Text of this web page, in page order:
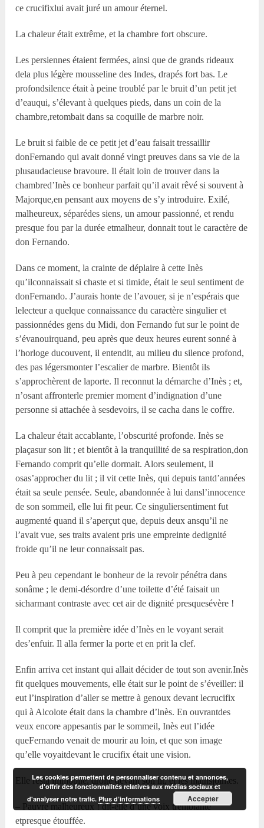
ce crucifixlui avait juré un amour éternel.
La chaleur était extrême, et la chambre fort obscure.
Les persiennes étaient fermées, ainsi que de grands rideaux
dela plus légère mousseline des Indes, drapés fort bas. Le
profondsilence était à peine troublé par le bruit d’un petit jet
d’eauqui, s’élevant à quelques pieds, dans un coin de la
chambre,retombait dans sa coquille de marbre noir.
Le bruit si faible de ce petit jet d’eau faisait tressaillir
donFernando qui avait donné vingt preuves dans sa vie de la
plusaudacieuse bravoure. Il était loin de trouver dans la
chambred’Inès ce bonheur parfait qu’il avait rêvé si souvent à
Majorque,en pensant aux moyens de s’y introduire. Exilé,
malheureux, séparédes siens, un amour passionné, et rendu
presque fou par la durée etmalheur, donnait tout le caractère de
don Fernando.
Dans ce moment, la crainte de déplaire à cette Inès
qu’ilconnaissait si chaste et si timide, était le seul sentiment de
donFernando. J’aurais honte de l’avouer, si je n’espérais que
lelecteur a quelque connaissance du caractère singulier et
passionnédes gens du Midi, don Fernando fut sur le point de
s’évanouirquand, peu après que deux heures eurent sonné à
l’horloge ducouvent, il entendit, au milieu du silence profond,
des pas légersmonter l’escalier de marbre. Bientôt ils
s’approchèrent de laporte. Il reconnut la démarche d’Inès ; et,
n’osant affronterle premier moment d’indignation d’une
personne si attachée à sesdevoirs, il se cacha dans le coffre.
La chaleur était accablante, l’obscurité profonde. Inès se
plaçasur son lit ; et bientôt à la tranquillité de sa respiration,don
Fernando comprit qu’elle dormait. Alors seulement, il
osas’approcher du lit ; il vit cette Inès, qui depuis tantd’années
était sa seule pensée. Seule, abandonnée à lui dansl’innocence
de son sommeil, elle lui fit peur. Ce singuliersentiment fut
augmenté quand il s’aperçut que, depuis deux ansqu’il ne
l’avait vue, ses traits avaient pris une empreinte dedignité
froide qu’il ne leur connaissait pas.
Peu à peu cependant le bonheur de la revoir pénétra dans
sonâme ; le demi-désordre d’une toilette d’été faisait un
sicharmant contraste avec cet air de dignité presquesévère !
Il comprit que la première idée d’Inès en le voyant serait
des’enfuir. Il alla fermer la porte et en prit la clef.
Enfin arriva cet instant qui allait décider de tout son avenir.Inès
fit quelques mouvements, elle était sur le point de s’éveiller: il
eut l’inspiration d’aller se mettre à genoux devant lecrucifix
qui à Alcolote était dans la chambre d’lnès. En ouvrantdes
veux encore appesantis par le sommeil, Inès eut l’idée
queFernando venait de mourir au loin, et que son image
qu’elle voyaitdevant le crucifix était une vision.
Elle resta immobile, droite devant son lit, et les mainsjointes.
– Pauvre malheureux ! dit-elle d’une voix tremblante
etpresque étouffée.
Les cookies permettent de personnaliser contenu et annonces,
d'offrir des fonctionnalités relatives aux médias sociaux et
d'analyser notre trafic.Plus d’informations Accepter